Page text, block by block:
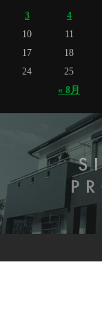
« 8月
3
4
10
11
17
18
24
25